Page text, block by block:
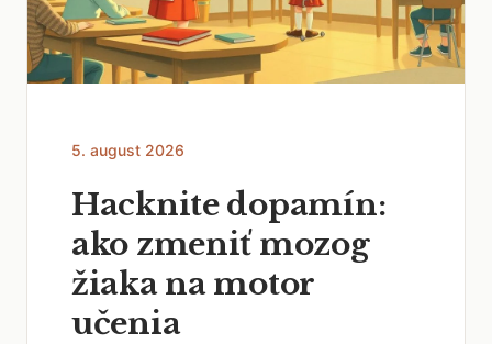
5. august 2026
Hacknite dopamín:
ako zmeniť mozog
žiaka na motor
učenia